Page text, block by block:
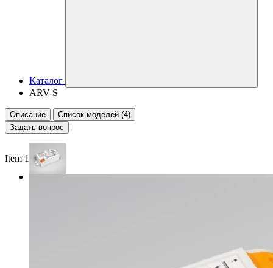
Каталог
ARV-S
Описание
Список моделей (4)
Задать вопрос
Item 1 of 3